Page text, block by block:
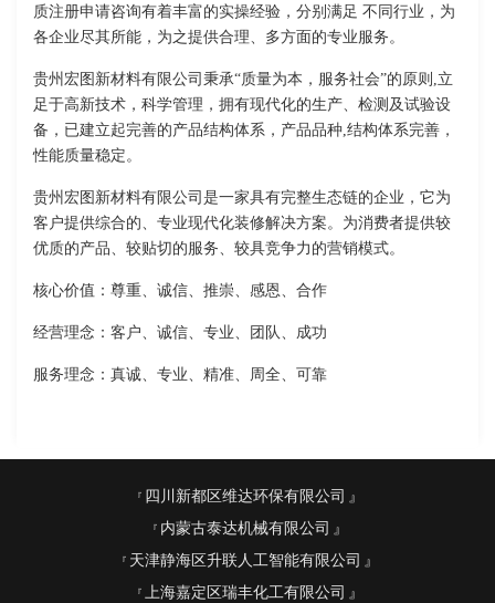
质注册申请咨询有着丰富的实操经验，分别满足 不同行业，为
各企业尽其所能，为之提供合理、多方面的专业服务。
贵州宏图新材料有限公司秉承“质量为本，服务社会”的原则,立
足于高新技术，科学管理，拥有现代化的生产、检测及试验设
备，已建立起完善的产品结构体系，产品品种,结构体系完善，
性能质量稳定。
贵州宏图新材料有限公司是一家具有完整生态链的企业，它为
客户提供综合的、专业现代化装修解决方案。为消费者提供较
优质的产品、较贴切的服务、较具竞争力的营销模式。
核心价值：尊重、诚信、推崇、感恩、合作
经营理念：客户、诚信、专业、团队、成功
服务理念：真诚、专业、精准、周全、可靠
四川新都区维达环保有限公司
内蒙古泰达机械有限公司
天津静海区升联人工智能有限公司
上海嘉定区瑞丰化工有限公司